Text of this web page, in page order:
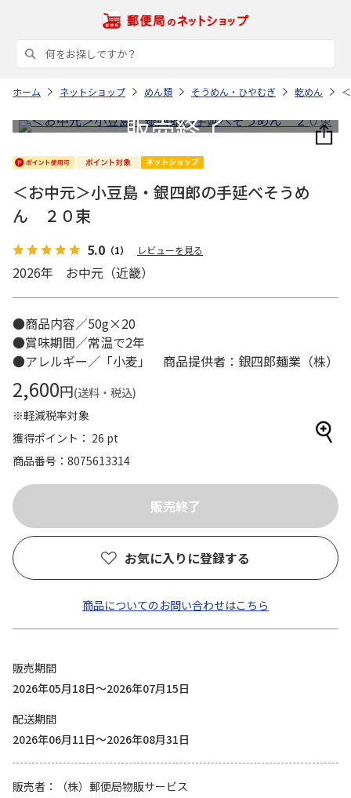
ホーム ネットショップ めん類 そうめん・ひやむぎ 乾めん
＜お中元＞小豆島・銀四郎の手延べそうめ
ん ２０束
5.0 （1） レビューを見る
2026年 お中元（近畿）
●商品内容／50g×20
●賞味期間／常温で2年
●アレルギー／「小麦」 商品提供者：銀四郎麺業（株）
2,600円(送料・税込)
※軽減税率対象
獲得ポイント： 26 pt
商品番号
8075613314
お気に入りに登録する
商品についてのお問い合わせはこちら
販売期間
2026年05月18日～2026年07月15日
配送期間
2026年06月11日～2026年08月31日
販売者
（株）郵便局物販サービス